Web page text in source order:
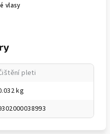
vlasy
pleti
kg